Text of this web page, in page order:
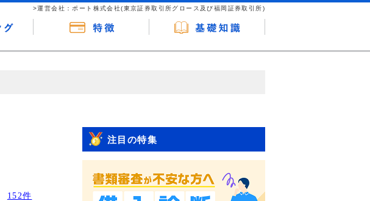
>運営会社：ポート株式会社(東京証券取引所グロース及び福岡証券取引所)
152件
注目の特集